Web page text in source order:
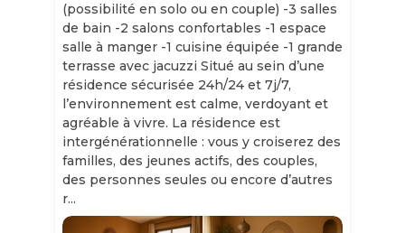
(possibilité en solo ou en couple) -3 salles
de bain -2 salons confortables -1 espace
salle à manger -1 cuisine équipée -1 grande
terrasse avec jacuzzi Situé au sein d’une
résidence sécurisée 24h/24 et 7j/7,
l’environnement est calme, verdoyant et
agréable à vivre. La résidence est
intergénérationnelle : vous y croiserez des
familles, des jeunes actifs, des couples,
des personnes seules ou encore d’autres
r...
Slide 1 of 11